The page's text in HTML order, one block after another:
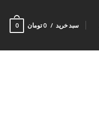
سبد خرید 0 تومان 0